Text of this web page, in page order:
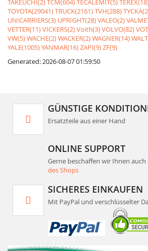
TAKEUCHI(2)TCM(604)TECALEMIT(5)
TOYOTA(29041)TRUCK(2161)TVH(288)
UNICARRIERS(3) UPRIGHT(28)VALEO(2)
VETTER(11)VICKERS(2)Voith(3)VOLVO(82)
VW(5)WACHE(2)WACKER(2)WAGNER(14)
YALE(1005)YANMAR(16)ZAPI(9)ZF(9)
Generated: 2026-08-07 01:59:50
GÜNSTIGE
Ersatzteile aus einer Hand
ONLINE SUPPORT
Gerne beschaffen wir Ihnen auch
des Shops
SICHERES EINKAUFEN
Mit PayPal und verschlüsselter